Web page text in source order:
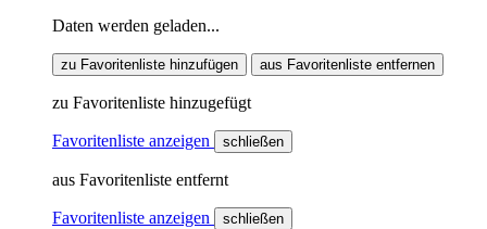
Daten werden geladen...
zu Favoritenliste hinzufügen aus Favoritenliste entfernen
zu Favoritenliste hinzugefügt
Favoritenliste anzeigen schließen
aus Favoritenliste entfernt
Favoritenliste anzeigen schließen